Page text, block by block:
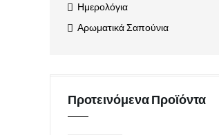
Ημερολόγια
Αρωματικά Σαπούνια
Προτεινόμενα Προϊόντα